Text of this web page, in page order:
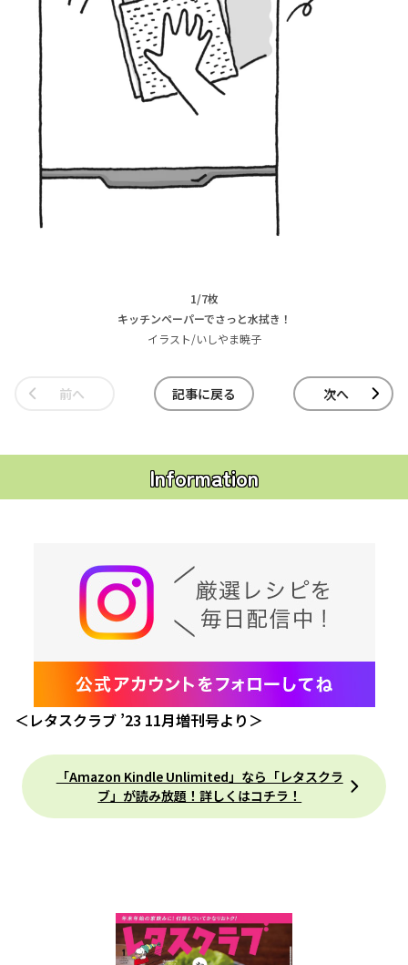
1/7枚
キッチンペーパーでさっと水拭き！
イラスト/いしやま暁子
前へ 記事に戻る 次へ
Information
＜レタスクラブ ’23 11月増刊号より＞
「Amazon Kindle Unlimited」なら「レタスクラ
ブ」が読み放題！詳しくはコチラ！